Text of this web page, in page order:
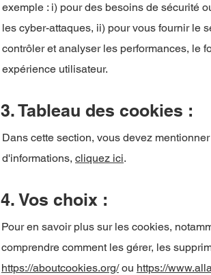
exemple : i) pour des besoins de sécurité
les cyber-attaques, ii) pour vous fournir le
contrôler et analyser les performances, le
expérience utilisateur.
3. Tableau des cookies :
Dans cette section, vous devez
d'informations, cliquez ici.
4. Vos choix :
Pour en savoir plus sur les cookies,
comprendre comment les gérer, les
https://aboutcookies.org/ ou https://